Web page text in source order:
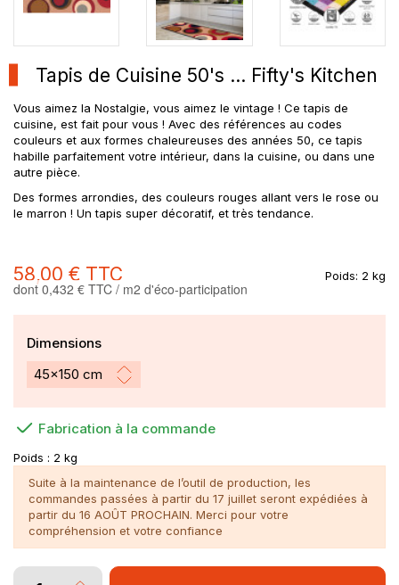
Tapis de Cuisine 50's ... Fifty's Kitchen
Vous aimez la Nostalgie, vous aimez le vintage ! Ce tapis de
cuisine, est fait pour vous ! Avec des références au codes
couleurs et aux formes chaleureuses des années 50, ce tapis
habille parfaitement votre intérieur, dans la cuisine, ou dans une
autre pièce.
Des formes arrondies, des couleurs rouges allant vers le rose ou
le marron ! Un tapis super décoratif, et très tendance.
58,00 € TTC Poids: 2 kg
dont 0,432 € TTC / m2 d'éco-participation
Dimensions
Fabrication à la commande
Poids : 2 kg
Suite à la maintenance de l’outil de production, les
commandes passées à partir du 17 juillet seront expédiées à
partir du 16 AOÛT PROCHAIN. Merci pour votre
compréhension et votre confiance